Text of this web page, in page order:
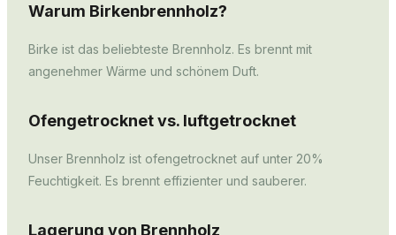
Warum Birkenbrennholz?
Birke ist das beliebteste Brennholz. Es brennt mit
angenehmer Wärme und schönem Duft.
Ofengetrocknet vs. luftgetrocknet
Unser Brennholz ist ofengetrocknet auf unter 20%
Feuchtigkeit. Es brennt effizienter und sauberer.
Lagerung von Brennholz